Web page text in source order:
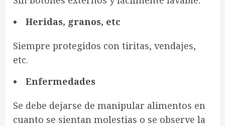
Heridas, granos, etc
Siempre protegidos con tiritas, vendajes,
etc.
Enfermedades
Se debe dejarse de manipular alimentos en
cuanto se sientan molestias o se observe la